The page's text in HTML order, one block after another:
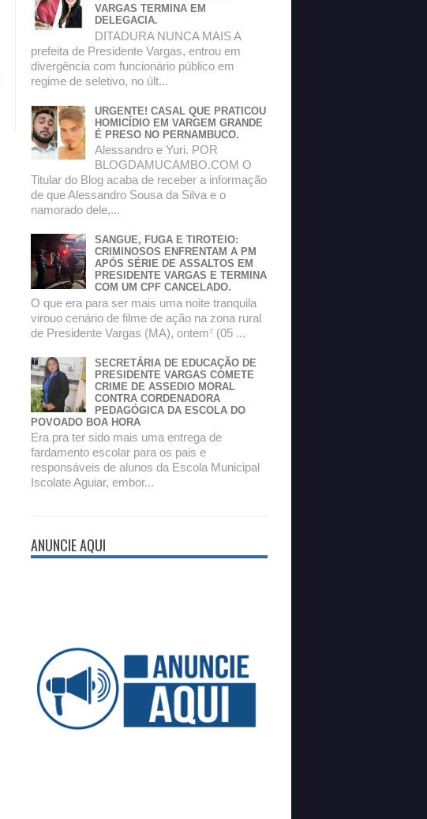
VARGAS TERMINA EM
DELEGACIA.
DITADURA NUNCA MAIS A
prefeita de Presidente Vargas, entrou em
divergência com funcionário público em
regime de seletivo, no últ...
URGENTE! CASAL QUE PRATICOU
HOMICÍDIO EM VARGEM GRANDE
É PRESO NO PERNAMBUCO.
Alessandro e Yuri. POR
BLOGDAMUCAMBO.COM O
Titular do Blog acaba de receber a informação
de que Alessandro Sousa da Silva e o
namorado dele,...
SANGUE, FUGA E TIROTEIO:
CRIMINOSOS ENFRENTAM A PM
APÓS SÉRIE DE ASSALTOS EM
PRESIDENTE VARGAS E TERMINA
COM UM CPF CANCELADO.
O que era para ser mais uma noite tranquila
virouo cenário de filme de ação na zona rural
de Presidente Vargas (MA), ontem⁷ (05 ...
SECRETÁRIA DE EDUCAÇÃO DE
PRESIDENTE VARGAS COMETE
CRIME DE ASSEDIO MORAL
CONTRA CORDENADORA
PEDAGÓGICA DA ESCOLA DO
POVOADO BOA HORA
Era pra ter sido mais uma entrega de
fardamento escolar para os pais e
responsáveis de alunos da Escola Municipal
Iscolate Aguiar, embor...
ANUNCIE AQUI